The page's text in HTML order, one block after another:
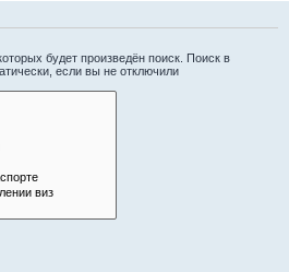
будет произведён поиск. Поиск в
если вы не отключили